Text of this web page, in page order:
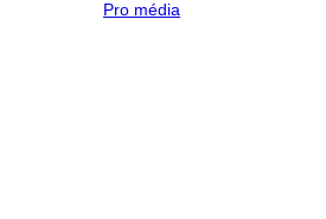
Pro média